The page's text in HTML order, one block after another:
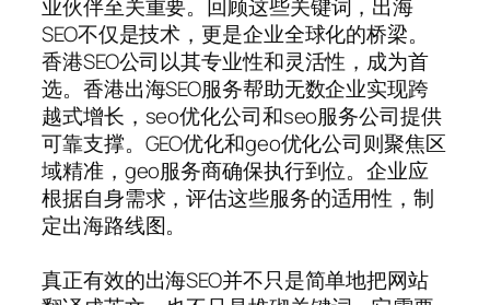
业伙伴至关重要。回顾这些关键词，出海
SEO不仅是技术，更是企业全球化的桥梁。
香港SEO公司以其专业性和灵活性，成为首
选。香港出海SEO服务帮助无数企业实现跨
越式增长，seo优化公司和seo服务公司提供
可靠支撑。GEO优化和geo优化公司则聚焦区
域精准，geo服务商确保执行到位。企业应
根据自身需求，评估这些服务的适用性，制
定出海路线图。
真正有效的出海SEO并不只是简单地把网站